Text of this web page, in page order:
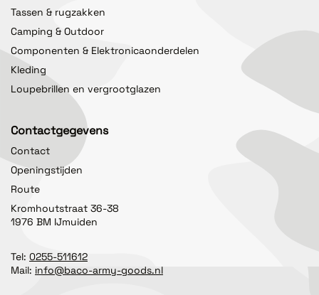
Tassen & rugzakken
Camping & Outdoor
Componenten & Elektronicaonderdelen
Kleding
Loupebrillen en vergrootglazen
Contactgegevens
Contact
Openingstijden
Route
Kromhoutstraat 36-38
1976 BM IJmuiden
Tel: 0255-511612
Mail: info@baco-army-goods.nl